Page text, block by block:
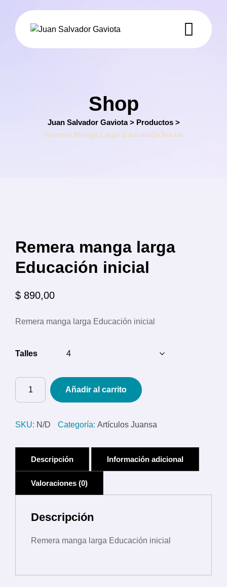
Shop
Juan Salvador Gaviota> Productos>
Remera Manga Larga Educación Inicial
Remera manga larga
Educación inicial
$ 890,00
Remera manga larga Educación inicial
Talles
Remera
manga
Añadir al carrito
SKU: N/D Categoría: Artículos Juansa
Descripción Información adicional
Valoraciones (0)
Descripción
Remera manga larga Educación inicial